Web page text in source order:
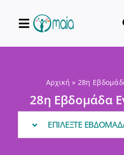
Αρχική » 28η
28η Εβδομάδα
ΕΠΙΛΕΞΤΕ